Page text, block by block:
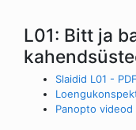
L01: Bitt ja
Slaidid L01 - PDF
Panopto videod